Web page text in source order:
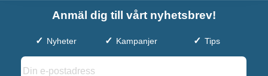
Anmäl dig till vårt nyhetsbrev!
Nyheter Kampanjer Tips